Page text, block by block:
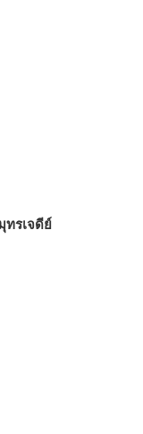
ทรเจดีย์